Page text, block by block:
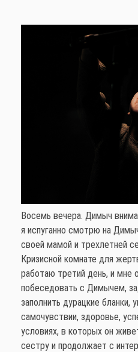
Восемь вечера. Димыч
я испуганно смотрю на
своей мамой и трехлетней
Кризисной комнате для
работаю третий день, и мне
побеседовать с Димычем,
заполнить дурацкие бланки,
самочувствии, здоровье,
условиях, в которых он
сестру и продолжает с